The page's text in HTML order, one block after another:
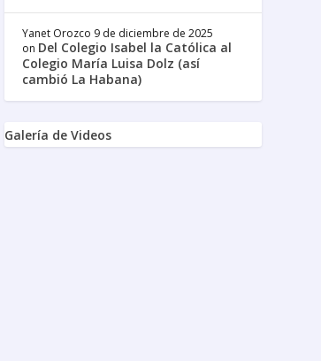
Yanet Orozco 9 de diciembre de 2025
on Del Colegio Isabel la Católica al
Colegio María Luisa Dolz (así
cambió La Habana)
Galería de Videos